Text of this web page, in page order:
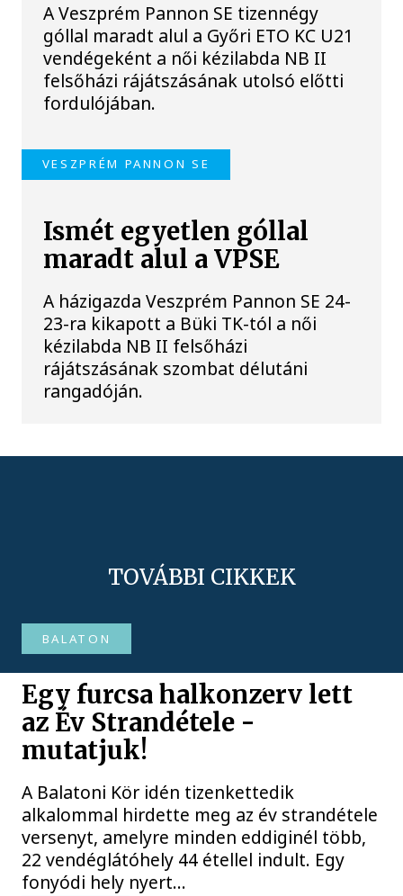
A Veszprém Pannon SE tizennégy
góllal maradt alul a Győri ETO KC U21
vendégeként a női kézilabda NB II
felsőházi rájátszásának utolsó előtti
fordulójában.
VESZPRÉM PANNON SE
Ismét egyetlen góllal
maradt alul a VPSE
A házigazda Veszprém Pannon SE 24-
23-ra kikapott a Büki TK-tól a női
kézilabda NB II felsőházi
rájátszásának szombat délutáni
rangadóján.
TOVÁBBI CIKKEK
BALATON
Egy furcsa halkonzerv lett
az Év Strandétele -
mutatjuk!
A Balatoni Kör idén tizenkettedik
alkalommal hirdette meg az év strandétele
versenyt, amelyre minden eddiginél több,
22 vendéglátóhely 44 étellel indult. Egy
fonyódi hely nyert...